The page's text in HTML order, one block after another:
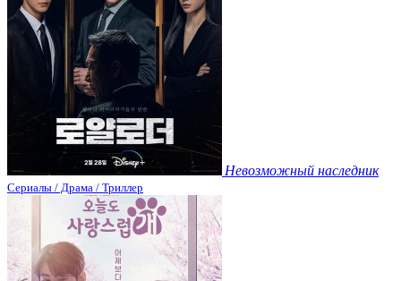
Невозможный наследник
Сериалы / Драма / Триллер